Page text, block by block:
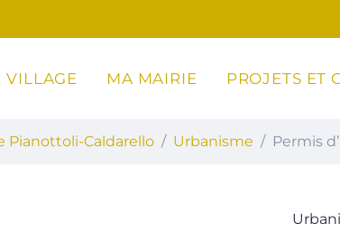
de Pianottoli-Caldarello
VILLAGE MA MAIRIE PROJETS ET
Pianottoli-Caldarello Urbanisme Permis